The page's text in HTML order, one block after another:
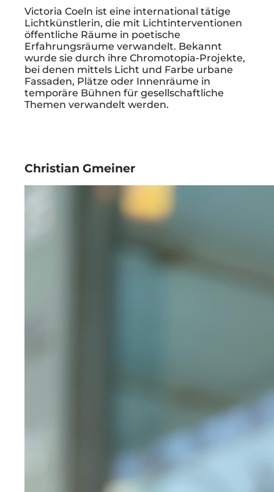
Victoria Coeln ist eine international tätige
Lichtkünstlerin, die mit Lichtinterventionen
öffentliche Räume in poetische
Erfahrungsräume verwandelt. Bekannt
wurde sie durch ihre Chromotopia-Projekte,
bei denen mittels Licht und Farbe urbane
Fassaden, Plätze oder Innenräume in
temporäre Bühnen für gesellschaftliche
Themen verwandelt werden.
Christian Gmeiner